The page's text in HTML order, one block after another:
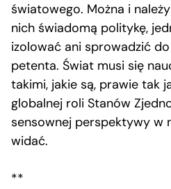
światowego. Można i
nich świadomą politykę,
izolować ani sprowadzić
petenta. Świat musi się
takimi, jakie są, prawie tak
globalnej roli Stanów
sensownej perspektywy w
widać.
**